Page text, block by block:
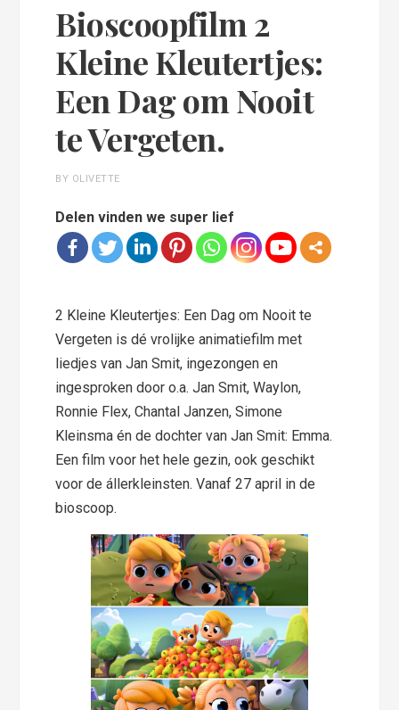
Bioscoopfilm 2
Kleine Kleutertjes:
Een Dag om Nooit
te Vergeten.
BY OLIVETTE
Delen vinden we super lief
2 Kleine Kleutertjes: Een Dag om Nooit te
Vergeten is dé vrolijke animatiefilm met
liedjes van Jan Smit, ingezongen en
ingesproken door o.a. Jan Smit, Waylon,
Ronnie Flex, Chantal Janzen, Simone
Kleinsma én de dochter van Jan Smit: Emma.
Een film voor het hele gezin, ook geschikt
voor de állerkleinsten. Vanaf 27 april in de
bioscoop.